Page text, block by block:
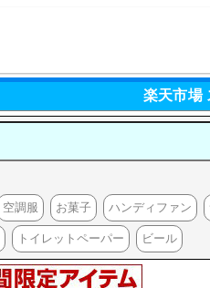
楽天市場
空調服 お菓子 ハンディファン
トイレットペーパー ビール